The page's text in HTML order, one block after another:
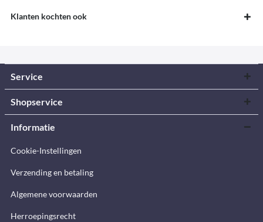
Klanten kochten ook
Service
Shopservice
Informatie
Cookie-Instellingen
Verzending en betaling
Algemene voorwaarden
Herroepingsrecht